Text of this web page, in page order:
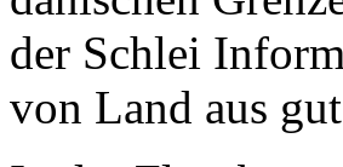
der Schlei
von Land aus